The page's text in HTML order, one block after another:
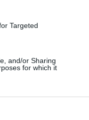
Targeted
and/or Sharing
for which it
Χρονιάς» ο